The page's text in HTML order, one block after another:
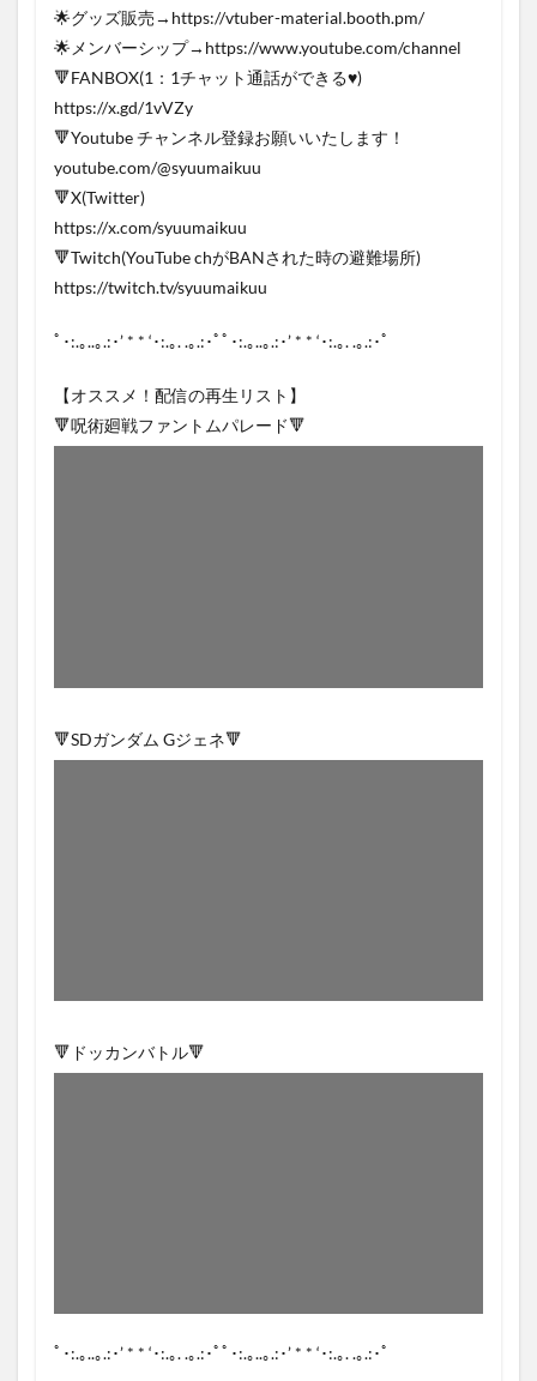
🌟グッズ販売→https://vtuber-material.booth.pm/
🌟メンバーシップ→https://www.youtube.com/channel
🔻FANBOX(1：1チャット通話ができる♥)
https://x.gd/1vVZy
🔻Youtube チャンネル登録お願いいたします！
youtube.com/@syuumaikuu
🔻X(Twitter)
https://x.com/syuumaikuu
🔻Twitch(YouTube chがBANされた時の避難場所)
https://twitch.tv/syuumaikuu
ﾟ･:.｡..｡.:･’ * * ‘･:.｡. .｡.:･ﾟﾟ･:.｡..｡.:･’ * * ‘･:.｡. .｡.:･ﾟ
【オススメ！配信の再生リスト】
🔻呪術廻戦ファントムパレード🔻
🔻SDガンダム Gジェネ🔻
🔻ドッカンバトル🔻
ﾟ･:.｡..｡.:･’ * * ‘･:.｡. .｡.:･ﾟﾟ･:.｡..｡.:･’ * * ‘･:.｡. .｡.:･ﾟ